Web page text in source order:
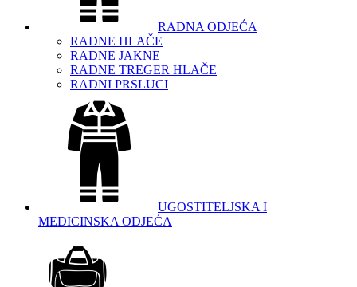
RADNA ODJEĆA
RADNE HLAČE
RADNE JAKNE
RADNE TREGER HLAČE
RADNI PRSLUCI
UGOSTITELJSKA I
MEDICINSKA ODJEĆA